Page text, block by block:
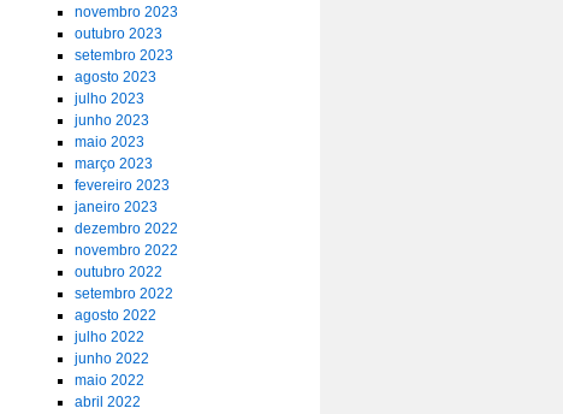
novembro 2023
outubro 2023
setembro 2023
agosto 2023
julho 2023
junho 2023
maio 2023
março 2023
fevereiro 2023
janeiro 2023
dezembro 2022
novembro 2022
outubro 2022
setembro 2022
agosto 2022
julho 2022
junho 2022
maio 2022
abril 2022